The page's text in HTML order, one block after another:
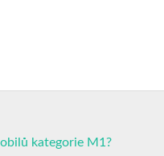
kategorie M1?